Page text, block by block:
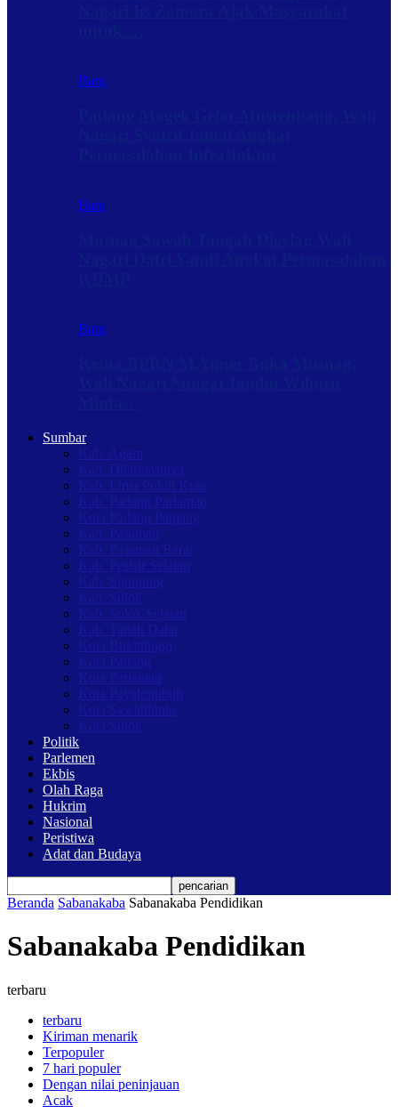
Baru
Baru
Baru
Sumbar
Kab. Agam
Kab. Dharmasraya
Kab. Lima Puluh Kota
Kab. Padang Pariaman
Kota Padang Panjang
Kab. Pasaman
Kab. Pasaman Barat
Kab. Pesisir Selatan
Kab. Sijunjung
Kab. Solok
Kab. Solok Selatan
Kab. Tanah Datar
Kota Bukittinggi
Kota Padang
Kota Pariaman
Kota Payakumbuh
Kota Sawahlunto
Kota Solok
Politik
Parlemen
Ekbis
Olah Raga
Hukrim
Nasional
Peristiwa
Adat dan Budaya
Beranda Sabanakaba Sabanakaba Pendidikan
Sabanakaba Pendidikan
terbaru
terbaru
Kiriman menarik
Terpopuler
7 hari populer
Dengan nilai peninjauan
Acak